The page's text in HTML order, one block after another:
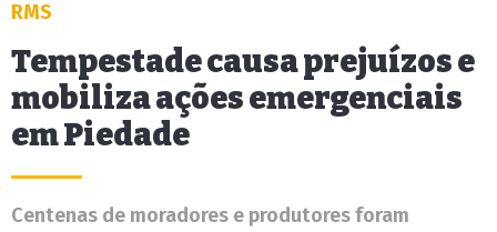
RMS
Tempestade causa prejuízos e
mobiliza ações emergenciais
em Piedade
Centenas de moradores e produtores foram